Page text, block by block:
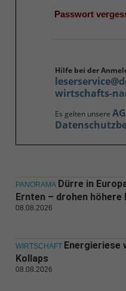
Passwort
Hilfe bei der
wirtschafts-
Es gelten unsere
PANORAMA Dürre in
Ernten – drohen
08.08.2026
WIRTSCHAFT
Kollaps
08.08.2026